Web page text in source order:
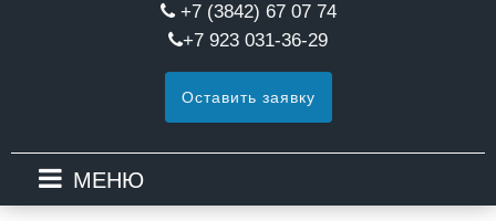
+7 (3842) 67 07 74
+7 923 031-36-29
Оставить заявку
МЕНЮ